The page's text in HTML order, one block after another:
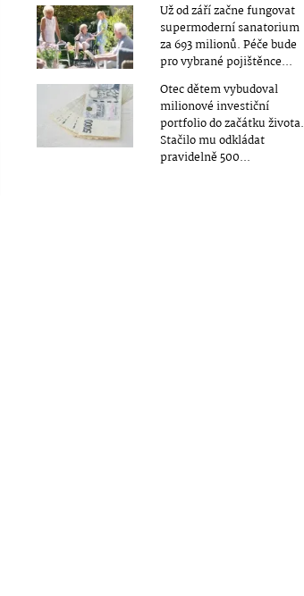
Už od září začne fungovat
supermoderní sanatorium
za 693 milionů. Péče bude
pro vybrané pojištěnce...
Otec dětem vybudoval
milionové investiční
portfolio do začátku života.
Stačilo mu odkládat
pravidelně 500...